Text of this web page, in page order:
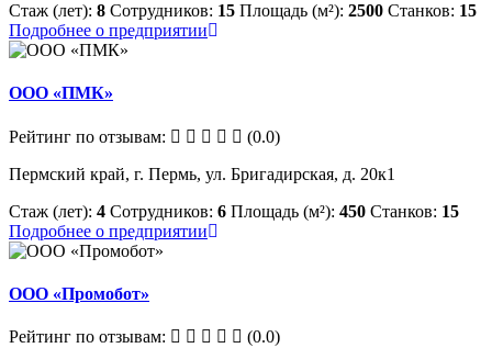
Стаж (лет): 8 Сотрудников: 15 Площадь (м²): 2500 Станков: 15
Подробнее о предприятии
ООО «ПМК»
Рейтинг по отзывам:
(0.0)
Пермский край, г. Пермь, ул. Бригадирская, д. 20к1
Стаж (лет): 4 Сотрудников: 6 Площадь (м²): 450 Станков: 15
Подробнее о предприятии
ООО «Промобот»
Рейтинг по отзывам:
(0.0)